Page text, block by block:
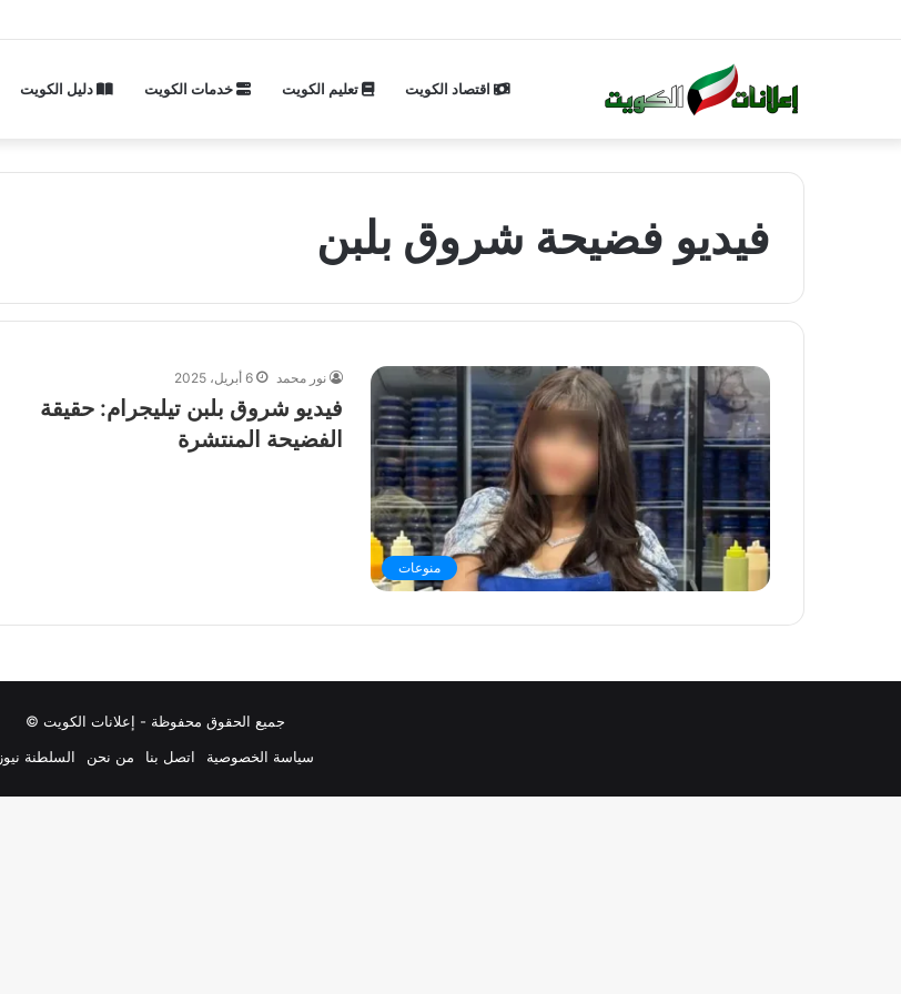
اقتصاد الكويت تعليم الكويت خدمات الكويت دليل الكويت
فيديو فضيحة شروق بلبن
منوعات
نور محمد 6 أبريل، 2025
فيديو شروق بلبن تيليجرام: حقيقة
الفضيحة المنتشرة
جميع الحقوق محفوظة - إعلانات الكويت ©
سياسة الخصوصية
اتصل بنا من نحن السلطنة نيوز